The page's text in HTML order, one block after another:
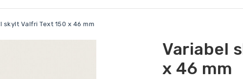
Kontrastmarkering
skylt Valfri Text 150 x 46 mm
Variabel
x 46 mm